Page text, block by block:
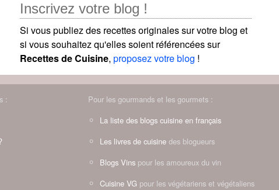
Inscrivez votre blog !
Si vous publiez des recettes originales sur votre blog et
si vous souhaitez qu'elles soient référencées sur
Recettes de Cuisine,proposez votre blog !
:
Pour les gourmands et les gourmets :
La liste des blogs cuisine en français
Les livres de cuisine des blogueurs
Blogs Vins pour les amoureux du vin
Cuisine VG pour les végétariens et végétaliens